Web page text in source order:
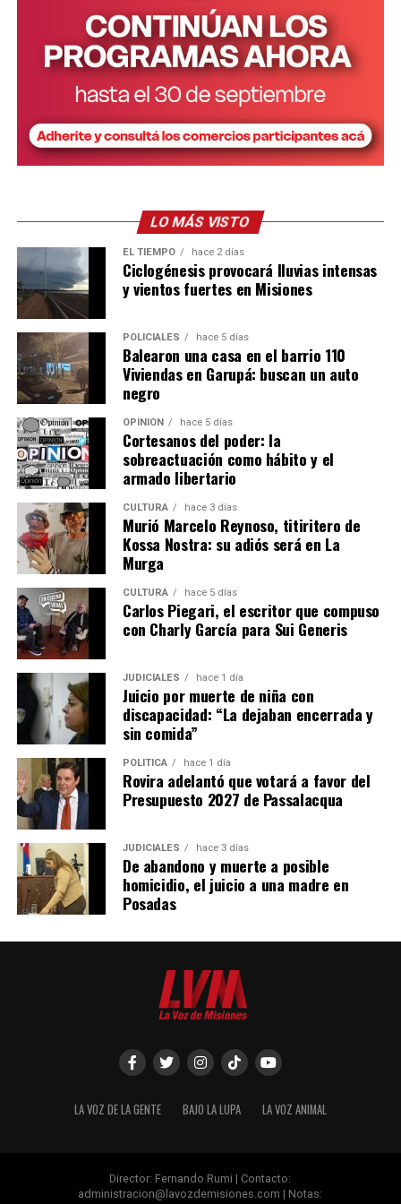
LO MÁS VISTO
EL TIEMPO hace 2 días
Ciclogénesis provocará lluvias intensas
y vientos fuertes en Misiones
POLICIALES hace 5 días
Balearon una casa en el barrio 110
Viviendas en Garupá: buscan un auto
negro
OPINIÓN hace 5 días
Cortesanos del poder: la
sobreactuación como hábito y el
armado libertario
CULTURA hace 3 días
Murió Marcelo Reynoso, titiritero de
Kossa Nostra: su adiós será en La
Murga
CULTURA hace 5 días
Carlos Piegari, el escritor que compuso
con Charly García para Sui Generis
JUDICIALES hace 1 día
Juicio por muerte de niña con
discapacidad: “La dejaban encerrada y
sin comida”
POLÍTICA hace 1 día
Rovira adelantó que votará a favor del
Presupuesto 2027 de Passalacqua
JUDICIALES hace 3 días
De abandono y muerte a posible
homicidio, el juicio a una madre en
Posadas
LA VOZ DE LA GENTE BAJO LA LUPA LA VOZ ANIMAL
Director: Fernando Rumi | Contacto:
administracion@lavozdemisiones.com | Notas: